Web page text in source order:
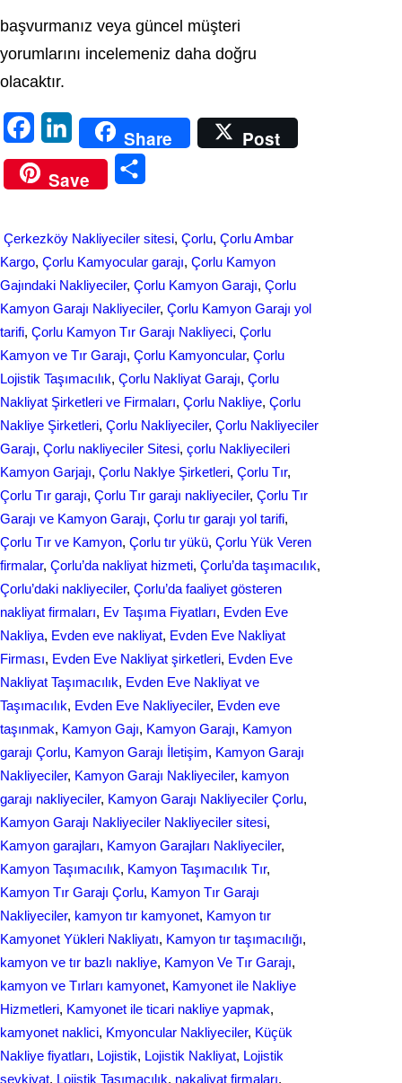
başvurmanız veya güncel müşteri
yorumlarını incelemeniz daha doğru
olacaktır.
a
c
o
o
k
i
n
d
I
n
Share
Post
Save
r
e
Çerkezköy Nakliyeciler sitesi, Çorlu, Çorlu Ambar
Kargo, Çorlu Kamyocular garajı, Çorlu Kamyon
Gajındaki Nakliyeciler, Çorlu Kamyon Garajı, Çorlu
Kamyon Garajı Nakliyeciler, Çorlu Kamyon Garajı yol
tarifi, Çorlu Kamyon Tır Garajı Nakliyeci, Çorlu
Kamyon ve Tır Garajı, Çorlu Kamyoncular, Çorlu
Lojistik Taşımacılık, Çorlu Nakliyat Garajı, Çorlu
Nakliyat Şirketleri ve Firmaları, Çorlu Nakliye, Çorlu
Nakliye Şirketleri, Çorlu Nakliyeciler, Çorlu Nakliyeciler
Garajı, Çorlu nakliyeciler Sitesi, çorlu Nakliyecileri
Kamyon Garjajı, Çorlu Naklye Şirketleri, Çorlu Tır
Çorlu Tır garajı, Çorlu Tır garajı nakliyeciler, Çorlu Tır
Garajı ve Kamyon Garajı, Çorlu tır garajı yol tarifi
Çorlu Tır ve Kamyon, Çorlu tır yükü, Çorlu Yük Veren
firmalar, Çorlu’da nakliyat hizmeti, Çorlu’da taşımacılık
Çorlu’daki nakliyeciler, Çorlu’da faaliyet gösteren
nakliyat firmaları, Ev Taşıma Fiyatları, Evden Eve
Nakliya, Evden eve nakliyat, Evden Eve Nakliyat
Firması, Evden Eve Nakliyat şirketleri, Evden Eve
Nakliyat Taşımacılık, Evden Eve Nakliyat ve
Taşımacılık, Evden Eve Nakliyeciler, Evden еvе
taşınmak, Kamyon Gajı, Kamyon Garajı, Kamyon
garajı Çorlu, Kamyon Garajı İletişim, Kamyon Garajı
Nakliyeciler, Kamyon Garajı Nakliyeciler, kamyon
garajı nakliyeciler, Kamyon Garajı Nakliyeciler Çorlu
Kamyon Garajı Nakliyeciler Nakliyeciler sitesi
Kamyon garajları, Kamyon Garajları Nakliyeciler
Kamyon Taşımacılık, Kamyon Taşımacılık Tır
Kamyon Tır Garajı Çorlu, Kamyon Tır Garajı
Nakliyeciler, kamyon tır kamyonet, Kamyon tır
Kamyonet Yükleri Nakliyatı, Kamyon tır taşımacılığı
kamyon ve tır bazlı nakliye, Kamyon Ve Tır Garajı
kamyon ve Tırları kamyonet, Kamyonet ile Nakliye
Hizmetleri, Kamyonet ile ticari nakliye yapmak
kamyonet naklici, Kmyoncular Nakliyeciler, Küçük
Nakliye fiyatları, Lojistik, Lojistik Nakliyat, Lojistik
sevkiyat, Lojistik Taşımacılık, nakaliyat firmaları